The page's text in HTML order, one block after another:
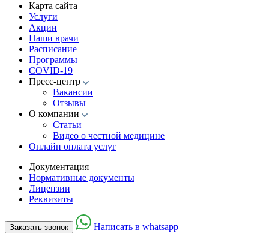
Карта сайта
Услуги
Акции
Наши врачи
Расписание
Программы
COVID-19
Пресс-центр
Вакансии
Отзывы
О компании
Статьи
Видео о честной медицине
Онлайн оплата услуг
Документация
Нормативные документы
Лицензии
Реквизиты
Заказать звонок Написать в whatsapp